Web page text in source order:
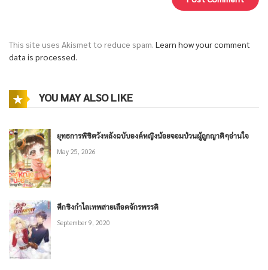
This site uses Akismet to reduce spam. Learn how your comment
data is processed.
YOU MAY ALSO LIKE
ยุทธการพิชิตวังหลังฉบับองค์หญิงน้อยจอมป่วนผู้ถูกญาติๆอ่านใจ
May 25, 2026
ศึกชิงกำไลเทพสายเลือดจักรพรรดิ
September 9, 2020